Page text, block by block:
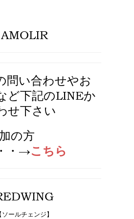
AMOLIR
問い合わせやお
ど下記のLINEか
せ下さい
の方
・→こちら
【ソールチェンジ】